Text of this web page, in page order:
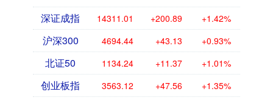
深证成指 14311.01 +200.89 +1.42%
沪深300 4694.44 +43.13 +0.93%
北证50 1134.24 +11.37 +1.01%
创业板指 3563.12 +47.56 +1.35%